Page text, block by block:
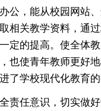
公，能从校园网站
相关教学资料，通
定的提高。使全体
也使青年教师更好
了学校现代化教育的
责任意识，切实做